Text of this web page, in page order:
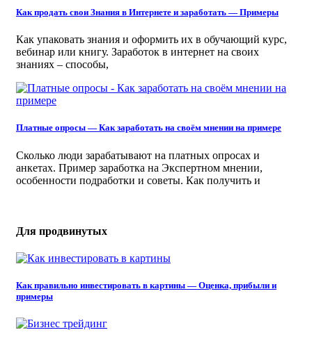
Как продать свои Знания в Интернете и заработать — Примеры
Как упаковать знания и оформить их в обучающий курс,
вебинар или книгу. Заработок в интернет на своих
знаниях – способы,
Платные опросы — Как заработать на своём мнении на примере
Сколько люди зарабатывают на платных опросах и
анкетах. Пример заработка на Экспертном мнении,
особенности подработки и советы. Как получить и
Для продвинутых
Как правильно инвестировать в картины — Оценка, прибыли и
примеры